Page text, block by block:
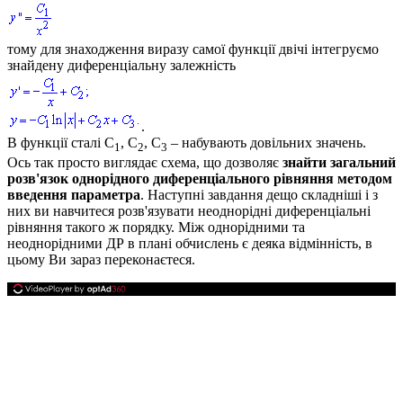
тому для знаходження виразу самої функції двічі інтегруємо
знайдену диференціальну залежність
.
В функції сталі C1, C2, C3 – набувають довільних значень.
Ось так просто виглядає схема, що дозволяє знайти загальний
розв'язок однорідного диференціального рівняння методом
введення параметра. Наступні завдання дещо складніші і з
них ви навчитеся розв'язувати неоднорідні диференціальні
рівняння такого ж порядку. Між однорідними та
неоднорідними ДР в плані обчислень є деяка відмінність, в
цьому Ви зараз переконаєтеся.